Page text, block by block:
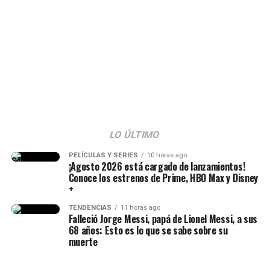
tomada de IG Rechismes)
LO ÚLTIMO
PELÍCULAS Y SERIES 10 horas ago
¡Agosto 2026 está cargado de lanzamientos!
Conoce los estrenos de Prime, HBO Max y Disney
+
TENDENCIAS 11 horas ago
Falleció Jorge Messi, papá de Lionel Messi, a sus
68 años: Esto es lo que se sabe sobre su
muerte